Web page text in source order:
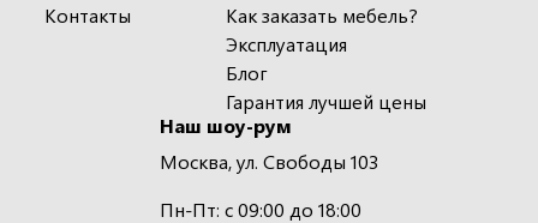
Контакты
Как заказать мебель?
Эксплуатация
Блог
Гарантия лучшей цены
Наш шоу-рум
Москва, ул. Свободы 103
Пн-Пт: с 09:00 до 18:00